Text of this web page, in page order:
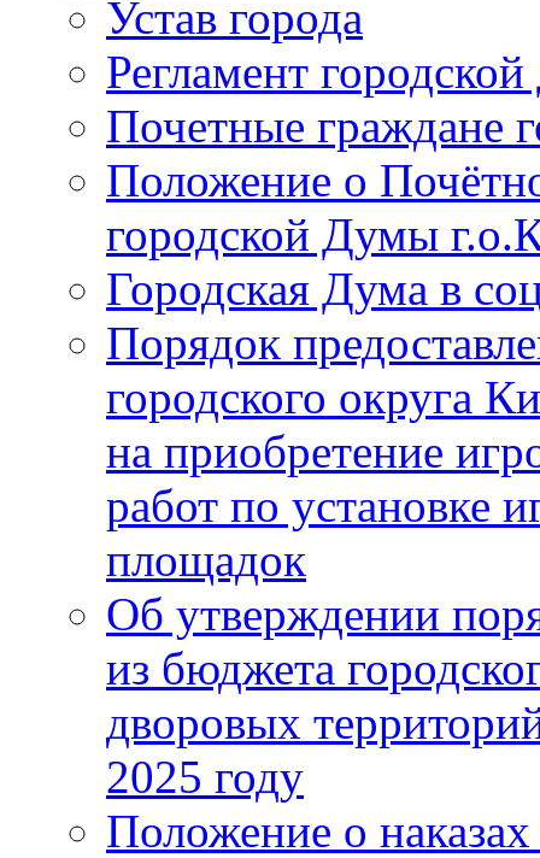
Устав города
Регламент
Почетные граждане
Положение о
городской Думы
Городская Дума в
Порядок
городского округа
на приобретение
работ по установке
площадок
Об утверждении
из бюджета
дворовых
2025 году
Положение о